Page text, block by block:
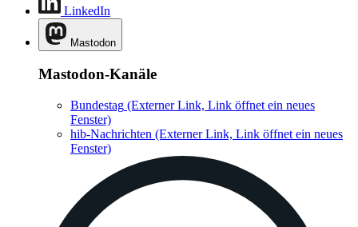
LinkedIn
Mastodon
Mastodon-Kanäle
Bundestag (Externer Link, Link öffnet ein neues
Fenster)
hib-Nachrichten (Externer Link, Link öffnet ein neues
Fenster)